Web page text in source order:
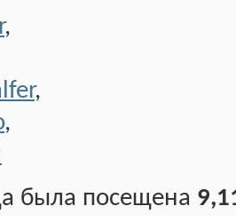
,
,
,
была посещена